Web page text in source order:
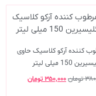
کننده آرکو کلاسیک حاوی
150 میلی لیتر
تومان۳۵۰,۰۰۰تومان